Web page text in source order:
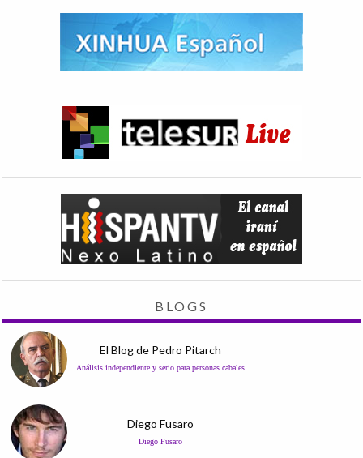
BLOGS
El Blog de Pedro Pitarch
Análisis independiente y serio para personas cabales
Diego Fusaro
Diego Fusaro